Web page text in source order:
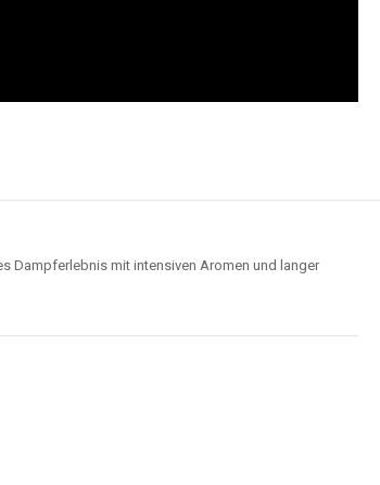
Dampferlebnis mit intensiven Aromen und langer